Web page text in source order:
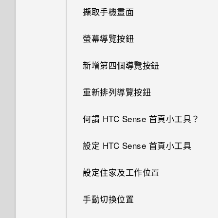
擷取手機畫面
螢幕導覽按鈕
新增第四個導覽按鈕
重新排列導覽按鈕
何謂 HTC Sense 首頁小工具？
設定 HTC Sense 首頁小工具
設定住家及工作位置
手動切換位置